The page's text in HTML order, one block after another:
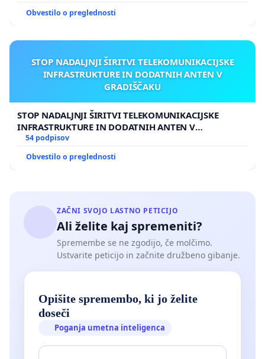
Obvestilo o preglednosti
STOP NADALJNJI ŠIRITVI TELEKOMUNIKACIJSKE
INFRASTRUKTURE IN DODATNIH ANTEN V
GRADIŠČAKU
STOP NADALJNJI ŠIRITVI TELEKOMUNIKACIJSKE
INFRASTRUKTURE IN DODATNIH ANTEN V
GRADIŠČAKU
54 podpisov
Obvestilo o preglednosti
ZAČNI SVOJO LASTNO PETICIJO
Ali želite kaj spremeniti?
Spremembe se ne zgodijo, če molčimo.
Ustvarite peticijo in začnite družbeno gibanje.
Opišite spremembo, ki jo želite
doseči
Poganja umetna inteligenca